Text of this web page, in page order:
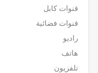
قنوات كابل
قنوات فضائية
راديو
هاتف
تلفزيون